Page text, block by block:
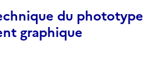
du phototype
graphique